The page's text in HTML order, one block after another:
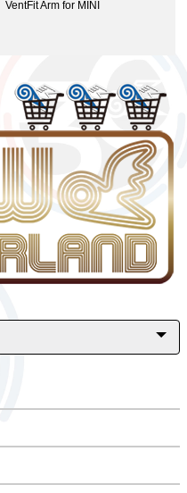
VentFit Arm for MINI